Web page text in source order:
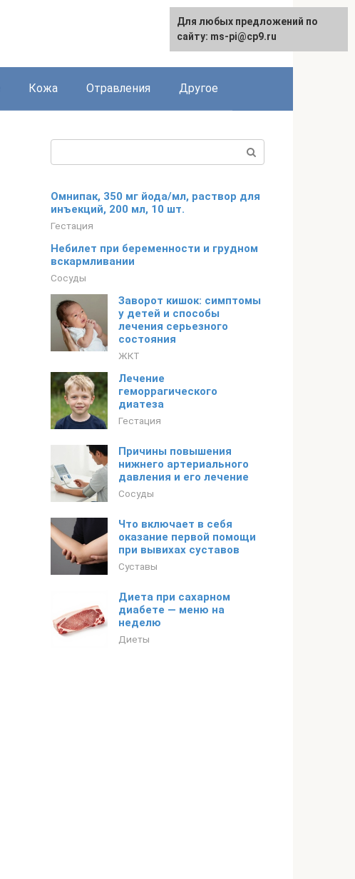
Кожа Отравления Другое
Омнипак, 350 мг йода/мл, раствор для
инъекций, 200 мл, 10 шт.
Гестация
Небилет при беременности и грудном
вскармливании
Сосуды
Заворот кишок: симптомы
у детей и способы
лечения серьезного
состояния
ЖКТ
Лечение
геморрагического
диатеза
Гестация
Причины повышения
нижнего артериального
давления и его лечение
Сосуды
Что включает в себя
оказание первой помощи
при вывихах суставов
Суставы
Диета при сахарном
диабете — меню на
неделю
Диеты
Для любых предложений по
сайту: ms-pi@cp9.ru